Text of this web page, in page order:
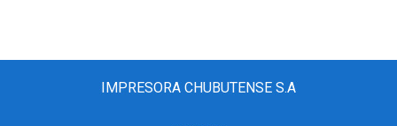
IMPRESORA CHUBUTENSE S.A